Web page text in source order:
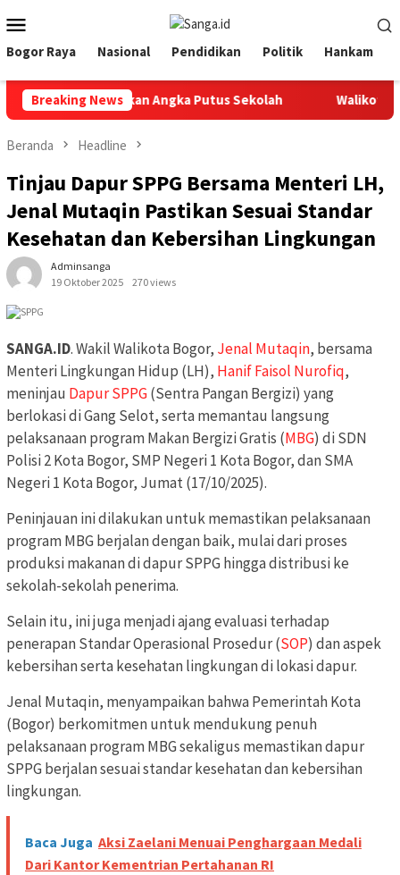
ke
kontenMobile
Bogor Raya Nasional Pendidikan Politik Hankam
Breaking News
Sinergi Tekan Angka Putus Sekolah Walikota
Beranda Headline
Tinjau Dapur SPPG Bersama Menteri LH,
Jenal Mutaqin Pastikan Sesuai Standar
Kesehatan dan Kebersihan Lingkungan
Adminsanga
19 Oktober 2025
270 views
SANGA.ID. Wakil Walikota Bogor, Jenal Mutaqin, bersama
Menteri Lingkungan Hidup (LH), Hanif Faisol Nurofiq,
meninjau Dapur SPPG(Sentra Pangan Bergizi) yang
berlokasi di Gang Selot, serta memantau langsung
pelaksanaan program Makan Bergizi Gratis (MBG) di SDN
Polisi 2 Kota Bogor, SMP Negeri 1 Kota Bogor, dan SMA
Negeri 1 Kota Bogor, Jumat (17/10/2025).
Peninjauan ini dilakukan untuk memastikan pelaksanaan
program MBG berjalan dengan baik, mulai dari proses
produksi makanan di dapur SPPG hingga distribusi ke
sekolah-sekolah penerima.
Selain itu, ini juga menjadi ajang evaluasi terhadap
penerapan Standar Operasional Prosedur (SOP) dan aspek
kebersihan serta kesehatan lingkungan di lokasi dapur.
Jenal Mutaqin, menyampaikan bahwa Pemerintah Kota
(Bogor) berkomitmen untuk mendukung penuh
pelaksanaan program MBG sekaligus memastikan dapur
SPPG berjalan sesuai standar kesehatan dan kebersihan
lingkungan.
Baca Juga Aksi Zaelani Menuai Penghargaan Medali
Dari Kantor Kementrian Pertahanan RI